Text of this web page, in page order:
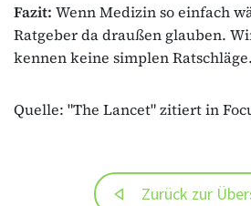
Fazit: Wenn Medizin so einfach
Ratgeber da draußen glauben.
kennen keine simplen Ratschläge.
Quelle: "The Lancet" zitiert in
Zurück zur